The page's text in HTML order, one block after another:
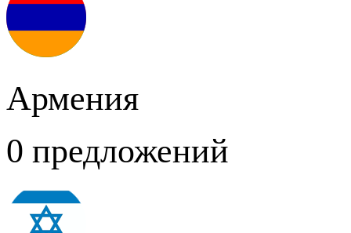
Армения
0 предложений